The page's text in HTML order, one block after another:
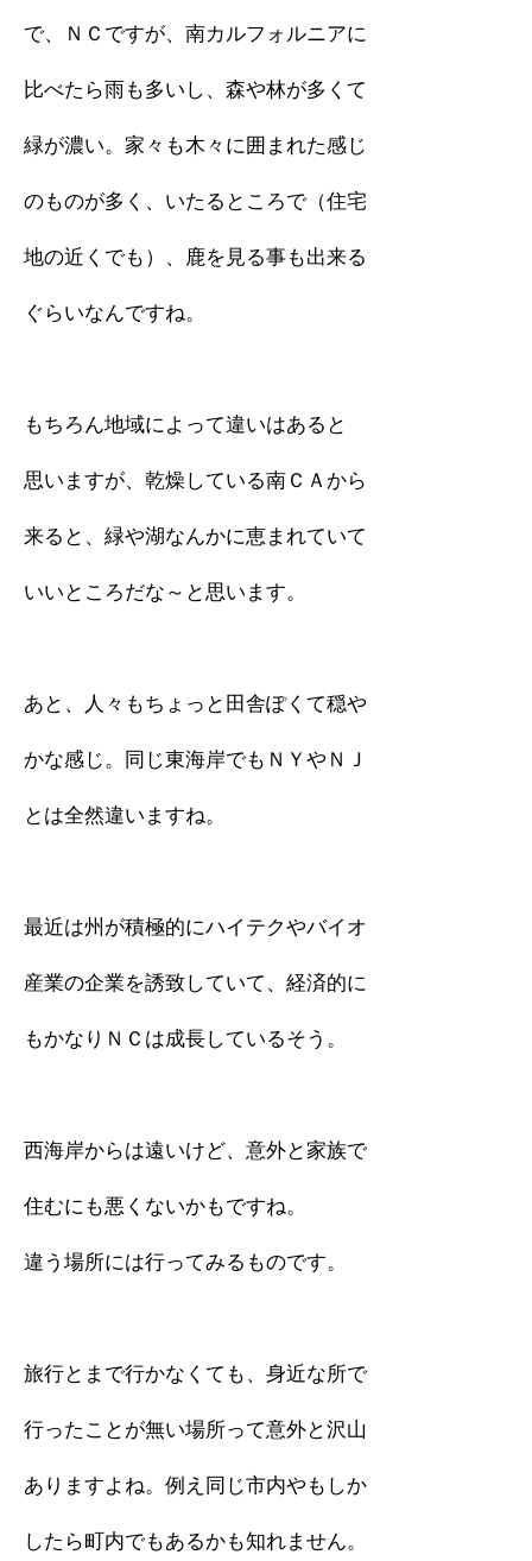
で、ＮＣですが、南カルフォルニアに
比べたら雨も多いし、森や林が多くて
緑が濃い。家々も木々に囲まれた感じ
のものが多く、いたるところで（住宅
地の近くでも）、鹿を見る事も出来る
ぐらいなんですね。
もちろん地域によって違いはあると
思いますが、乾燥している南ＣＡから
来ると、緑や湖なんかに恵まれていて
いいところだな～と思います。
あと、人々もちょっと田舎ぽくて穏や
かな感じ。同じ東海岸でもＮＹやＮＪ
とは全然違いますね。
最近は州が積極的にハイテクやバイオ
産業の企業を誘致していて、経済的に
もかなりＮＣは成長しているそう。
西海岸からは遠いけど、意外と家族で
住むにも悪くないかもですね。
違う場所には行ってみるものです。
旅行とまで行かなくても、身近な所で
行ったことが無い場所って意外と沢山
ありますよね。例え同じ市内やもしか
したら町内でもあるかも知れません。